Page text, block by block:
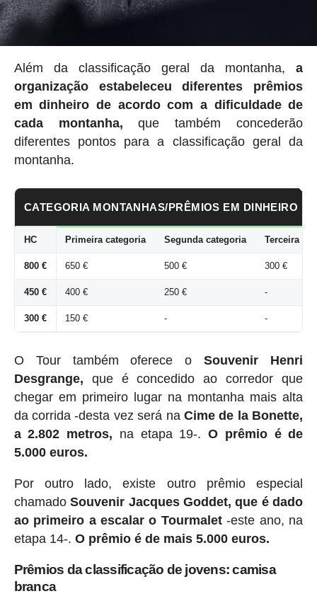
Além da classificação geral da montanha,a
organização estabeleceu
diferentes prêmios
em dinheiro de acordo com a dificuldade de
cada montanha, que também concederão
diferentes pontos para a classificação geral da
montanha.
CATEGORIA MONTANHAS/PRÊMIOS EM DINHEIRO
HC Primeira categoria Segunda categoria Terceira
800 € 650 € 500 € 300 €
450 € 400 € 250 € -
300 € 150 € - -
O Tour também oferece oSouvenir Henri
Desgrange, que é concedido ao corredor que
chegar em primeiro lugar na montanha mais alta
da corrida -desta vez será naCime de la Bonette,
a 2.802 metros, na etapa 19-.O prêmio é de
5.000 euros.
Por outro lado, existe outro prêmio especial
chamadoSouvenir Jacques Goddet, que é dado
ao primeiro a escalar o Tourmalet-este ano, na
etapa 14-. O prêmio é de mais 5.000 euros.
Prêmios da classificação de jovens: camisa
branca